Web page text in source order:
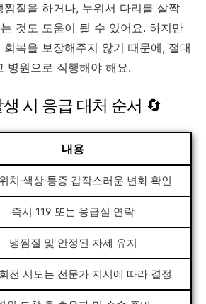
질을 하거나, 누워서 다리를 살짝
것도 도움이 될 수 있어요. 하지만
복을 보장해주지 않기 때문에, 절대
병원으로 직행해야 해요.
시 응급 대처 순서 🔄
내용
치·색상·통증 갑작스러운 변화 확인
즉시 119 또는 응급실 연락
냉찜질 및 안정된 자세 유지
전 시도는 전문가 지시에 따라 결정